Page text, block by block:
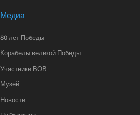
Медиа
80 лет Победы
Корабелы великой Победы
Участники ВОВ
Музей
Новости